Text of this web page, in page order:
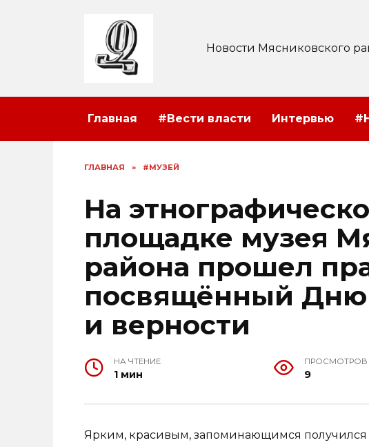
Новости Мясниковского
Главная #Вести власти Интервью
ГЛАВНАЯ » #МУЗЕЙ
На
площадке музея
района прошел
посвящённый
и верности
НА ЧТЕНИЕ
1 мин
ПРОСМОТРОВ
9
Ярким, красивым, запоминающимся